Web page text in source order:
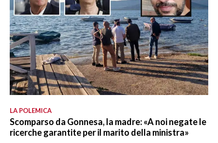
LA POLEMICA
Scomparso da Gonnesa, la madre: «A noi negate le
ricerche garantite per il marito della ministra»